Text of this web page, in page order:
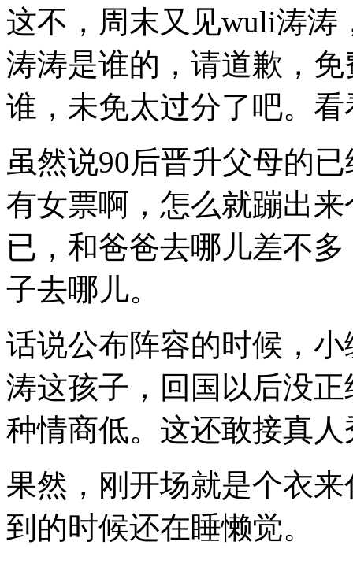
这不，周末又见wuli涛涛
涛涛是谁的，请道歉，
谁，未免太过分了吧。
虽然说90后晋升父母的
有女票啊，怎么就蹦出
已，和爸爸去哪儿差不
子去哪儿。
话说公布阵容的时候，
涛这孩子，回国以后没
种情商低。这还敢接真
果然，刚开场就是个衣
到的时候还在睡懒觉。